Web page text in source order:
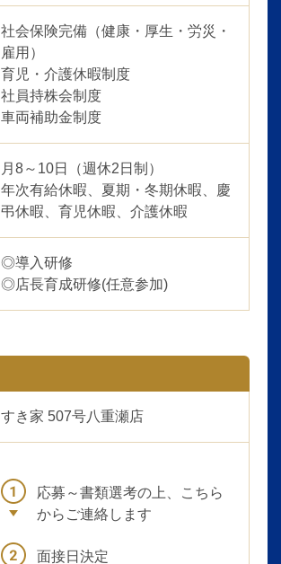
社会保険完備（健康・厚生・労災・
雇用）
育児・介護休暇制度
社員持株会制度
車両補助金制度
月8～10日（週休2日制）
年次有給休暇、夏期・冬期休暇、慶
弔休暇、育児休暇、介護休暇
◎導入研修
◎店長育成研修(任意参加)
すき家 507号八重瀬店
応募～書類選考の上、こちら
からご連絡します
面接日決定